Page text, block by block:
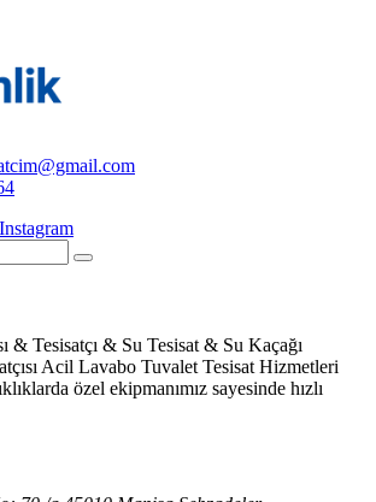
Instagram
& Tesisatçı & Su Tesisat & Su Kaçağı
Acil Lavabo Tuvalet Tesisat Hizmetleri
özel ekipmanımız sayesinde hızlı